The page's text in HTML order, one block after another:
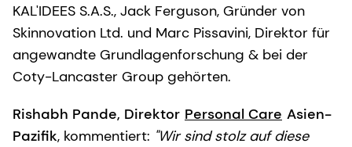
KAL'IDEES S.A.S., Jack Ferguson, Gründer von
Skinnovation Ltd. und Marc Pissavini, Direktor für
angewandte Grundlagenforschung & bei der
Coty-Lancaster Group gehörten.
Rishabh Pande, Direktor Personal Care Asien-
Pazifik, kommentiert: "Wir sind stolz auf diese